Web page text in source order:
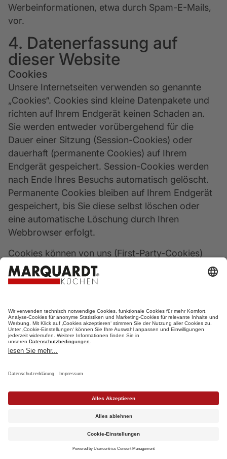
anfordern
Werbeinformationen, etwa durch Spam-E-Mails,
vor.
4. Datenerfassung auf
dieser Website
Cookies
Unsere Internetseiten verwenden so genannte
„Cookies“. Cookies sind kleine Datenpakete und
richten auf Ihrem Endgerät keinen Schaden an.
Sie werden entweder vorübergehend für die
Dauer einer Sitzung (Session-Cookies) oder
dauerhaft (permanente Cookies) auf Ihrem
Endgerät gespeichert. Session-Cookies werden
nach Ende Ihres Besuchs automatisch gelöscht.
Permanente Cookies bleiben auf Ihrem Endgerät
gespeichert, bis Sie diese selbst löschen oder
eine automatische Löschung durch Ihren
Webbrowser erfolgt.
Cookies können von uns (First-Party-Cookies)
oder von Drittunternehmen stammen (sog. Third-
Party-Cookies). Third-Party-Cookies ermöglichen
Cookies zur Abwicklung von
Zahlungsdienstleistungen).
Cookies haben verschiedene Funktionen.
bestimmte Webseitenfunktionen ohne diese nicht
funktionieren würden (z. B. die
Warenkorbfunktion oder die Anzeige von Videos).
Andere Cookies können zur Auswertung des
Nutzerverhaltens oder zu Werbezwecken
verwendet werden.